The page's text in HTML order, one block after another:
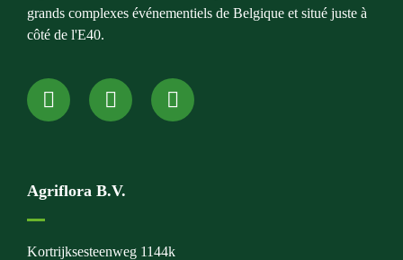
grands complexes événementiels de Belgique et situé juste à
côté de l'E40.
Agriflora B.V.
Kortrijksesteenweg 1144k